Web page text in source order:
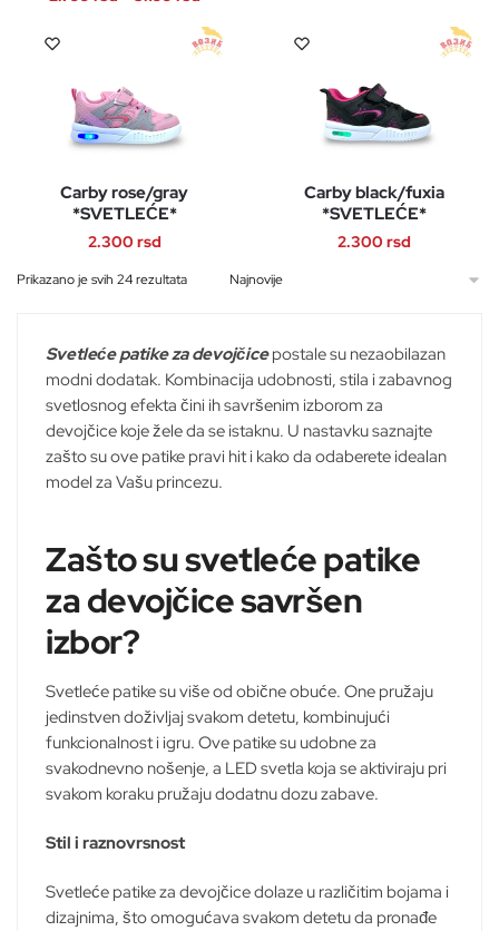
proizvoda.
od
ima
više
varijanti.
mogu
biti
izabrane
na
više
varijanti.
Opcije
biti
izabrane
na
Carby rose/gray
*SVETLEĆE*
2.300 rsd
Ovaj
više
varijanti.
Opcije
mogu
biti
izabrane
proizvoda.
Carby black/fuxia
*SVETLEĆE*
2.300 rsd
više
varijanti.
Opcije
mogu
biti
stranici
proizvoda.
Prikazano je svih 24 rezultataSortirano
Svetleće patike za devojčice postale su nezaobilazan
modni dodatak. Kombinacija udobnosti, stila i zabavnog
svetlosnog efekta čini ih savršenim izborom za
devojčice koje žele da se istaknu. U nastavku saznajte
zašto su ove patike pravi hit i kako da odaberete idealan
model za Vašu princezu.
Zašto su svetleće patike
za devojčice savršen
izbor?
Svetleće patike su više od obične obuće. One pružaju
jedinstven doživljaj svakom detetu, kombinujući
funkcionalnost i igru. Ove patike su udobne za
svakodnevno nošenje, a LED svetla koja se aktiviraju pri
svakom koraku pružaju dodatnu dozu zabave.
Stil i raznovrsnost
Svetleće patike za devojčice dolaze u različitim bojama i
dizajnima, što omogućava svakom detetu da pronađe